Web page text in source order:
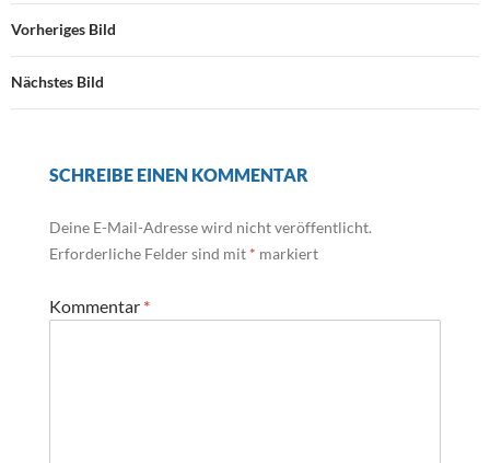
Vorheriges Bild
Nächstes Bild
SCHREIBE EINEN KOMMENTAR
Deine E-Mail-Adresse wird nicht veröffentlicht.
Erforderliche Felder sind mit * markiert
Kommentar *